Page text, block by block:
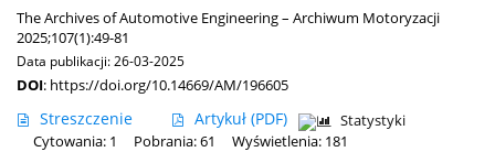
The Archives of Automotive Engineering – Archiwum Motoryzacji
2025;107(1):49-81
Data publikacji: 26-03-2025
DOI: https://doi.org/10.14669/AM/196605
Streszczenie Artykuł (PDF)
Statystyki
Cytowania: 1
Pobrania: 61 Wyświetlenia: 181